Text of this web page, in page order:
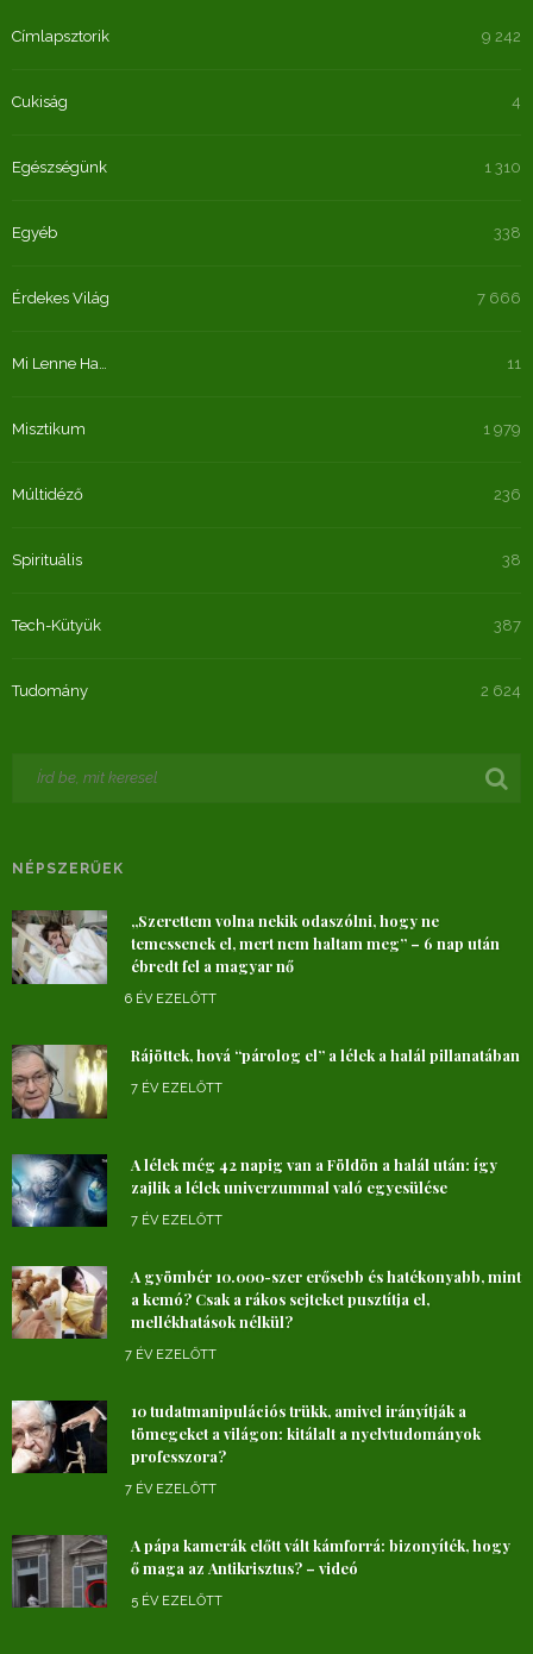
Címlapsztorik 9 242
Cukiság 4
Egészségünk 1 310
Egyéb 338
Érdekes Világ 7 666
Mi Lenne Ha… 11
Misztikum 1 979
Múltidéző 236
Spirituális 38
Tech-Kütyük 387
Tudomány 2 624
NÉPSZERŰEK
„Szerettem volna nekik odaszólni, hogy ne
temessenek el, mert nem haltam meg” – 6 nap után
ébredt fel a magyar nő
6 ÉV EZELŐTT
Rájöttek, hová “párolog el” a lélek a halál pillanatában
7 ÉV EZELŐTT
A lélek még 42 napig van a Földön a halál után: így
zajlik a lélek univerzummal való egyesülése
7 ÉV EZELŐTT
A gyömbér 10.000-szer erősebb és hatékonyabb, mint
a kemó? Csak a rákos sejteket pusztítja el,
mellékhatások nélkül?
7 ÉV EZELŐTT
10 tudatmanipulációs trükk, amivel irányítják a
tömegeket a világon: kitálalt a nyelvtudományok
professzora?
7 ÉV EZELŐTT
A pápa kamerák előtt vált kámforrá: bizonyíték, hogy
ő maga az Antikrisztus? – videó
5 ÉV EZELŐTT